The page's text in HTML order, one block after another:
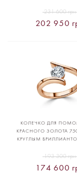
202 950
231 600 грн
КОЛЕЧКО ДЛЯ
КРАСНОГО ЗОЛОТА
КРУГЛЫМ
174 600
193 300 грн